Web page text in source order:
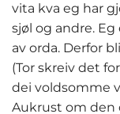
vita kva eg har
sjøl og andre.
av orda. Derfor
(Tor skreiv det
dei voldsomme
Aukrust om den